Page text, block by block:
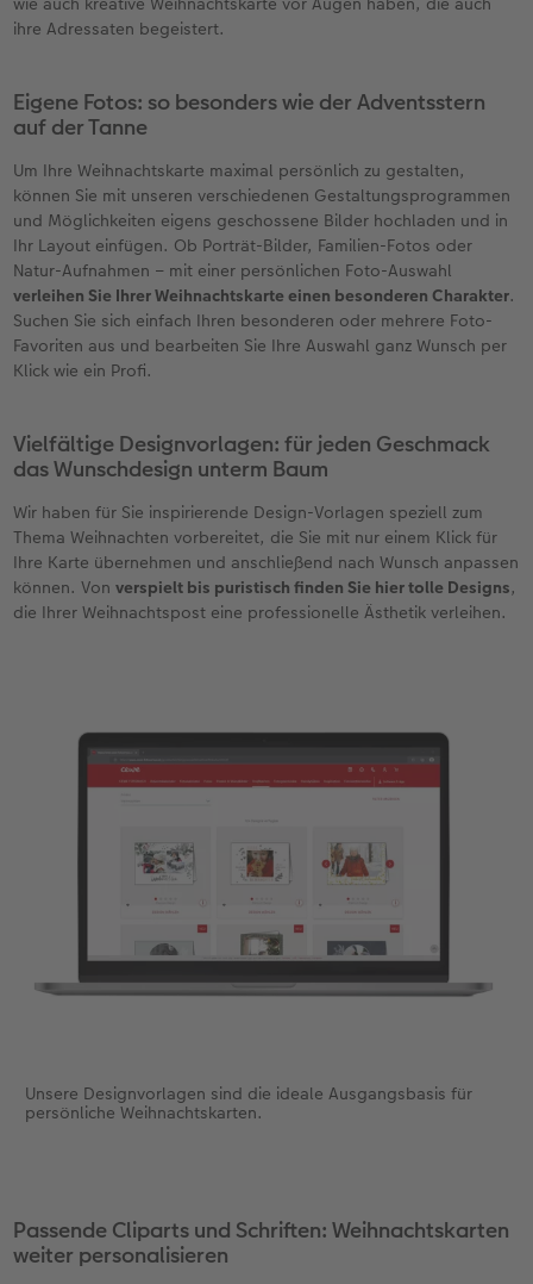
ihre Adressaten begeistert.
Eigene Fotos: so besonders wie der Adventsstern
auf der Tanne
Um Ihre Weihnachtskarte maximal persönlich zu gestalten,
können Sie mit unseren verschiedenen Gestaltungsprogrammen
und Möglichkeiten eigens geschossene Bilder hochladen und in
Ihr Layout einfügen. Ob Porträt-Bilder, Familien-Fotos oder
Natur-Aufnahmen – mit einer persönlichen Foto-Auswahl
verleihen Sie Ihrer Weihnachtskarte einen besonderen Charakter.
Suchen Sie sich einfach Ihren besonderen oder mehrere Foto-
Favoriten aus und bearbeiten Sie Ihre Auswahl ganz Wunsch per
Klick wie ein Profi.
Vielfältige Designvorlagen: für jeden Geschmack
das Wunschdesign unterm Baum
Wir haben für Sie inspirierende Design-Vorlagen speziell zum
Thema Weihnachten vorbereitet, die Sie mit nur einem Klick für
Ihre Karte übernehmen und anschließend nach Wunsch anpassen
können. Vonverspielt bis puristisch finden Sie hier tolle Designs,
die Ihrer Weihnachtspost eine professionelle Ästhetik verleihen.
Unsere Designvorlagen sind die ideale Ausgangsbasis für
persönliche Weihnachtskarten.
Passende Cliparts und Schriften: Weihnachtskarten
weiter personalisieren